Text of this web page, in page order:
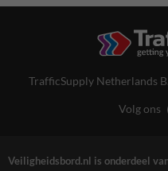
TrafficSupply Netherlands
Volg ons
Veiligheidsbord.nl is onderdeel